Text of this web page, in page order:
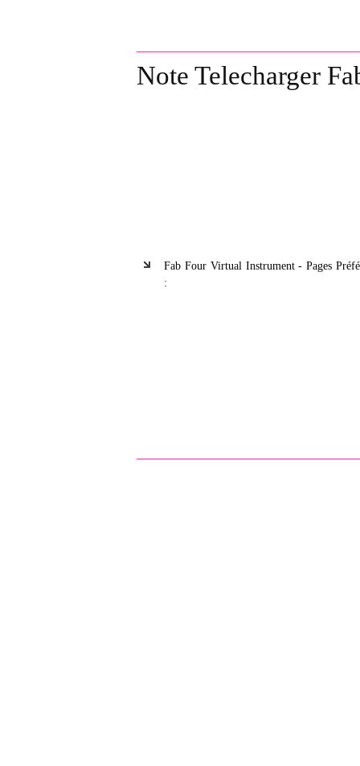
Note Telecharger
Fab Four Virtual Instrument - Pages
: